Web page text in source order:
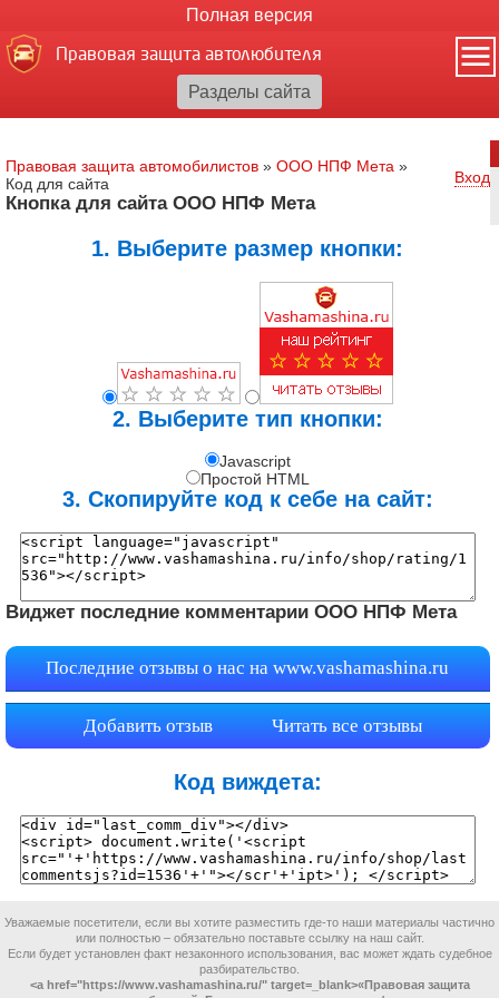
Полная версия
Правовая защита автолюбителя
Правовая защита автомобилистов » ООО НПФ Мета »
Код для сайта
Вход
Кнопка для сайта ООО НПФ Мета
1. Выберите размер кнопки:
2. Выберите тип кнопки:
Javascript
Простой HTML
3. Скопируйте код к себе на сайт:
Виджет последние комментарии ООО НПФ Мета
Последние отзывы о нас наwww.vashamashina.ru
Добавить отзыв Читать все отзывы
Код виждета:
Уважаемые посетители, если вы хотите разместить где-то наши материалы частично
или полностью – обязательно поставьте ссылку на наш сайт.
Если будет установлен факт незаконного использования, вас может ждать судебное
разбирательство.
<a href="https://www.vashamashina.ru/" target=_blank>«Правовая защита